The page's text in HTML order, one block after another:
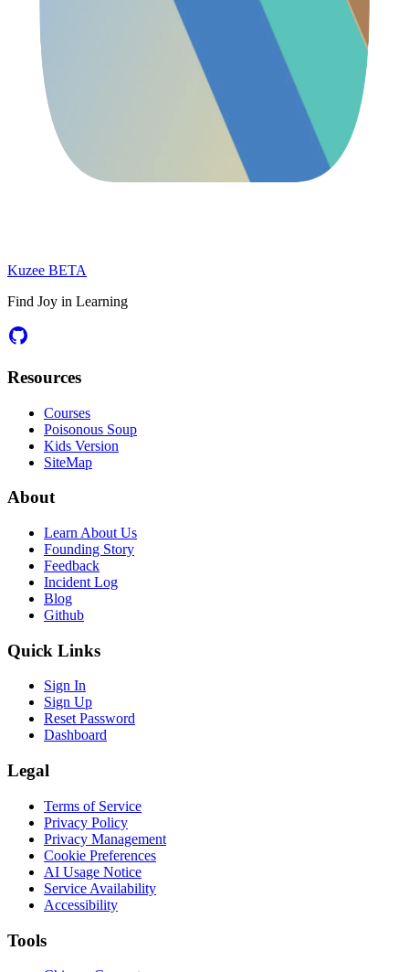
Kuzee BETA
Find Joy in Learning
Resources
Courses
Poisonous Soup
Kids Version
SiteMap
About
Learn About Us
Founding Story
Feedback
Incident Log
Blog
Github
Quick Links
Sign In
Sign Up
Reset Password
Dashboard
Legal
Terms of Service
Privacy Policy
Privacy Management
Cookie Preferences
AI Usage Notice
Service Availability
Accessibility
Tools